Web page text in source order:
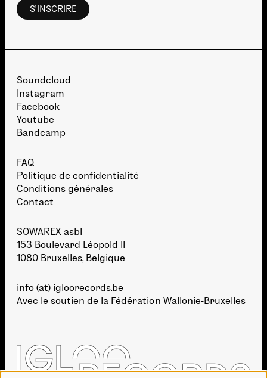
Soundcloud
Instagram
Facebook
Youtube
Bandcamp
FAQ
Politique de confidentialité
Conditions générales
Contact
SOWAREX asbl
153 Boulevard Léopold II
1080 Bruxelles, Belgique
info (at) igloorecords.be
Avec le soutien de la Fédération Wallonie-Bruxelles